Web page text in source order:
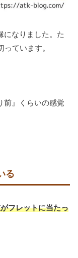
になりました。た
ています。
前』くらいの感覚
る
フレットに当たっ